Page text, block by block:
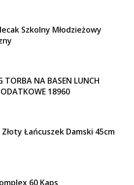
Szkolny Młodzieżowy
TORBA NA BASEN LUNCH
18960
Złoty Łańcuszek Damski 45cm
60 Kaps